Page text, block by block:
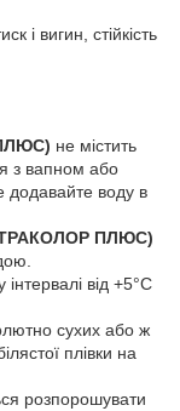
і вигин, стійкість
не містить
з вапном або
додавайте воду в
ПЛЮС)
від +5°С
сухих або ж
плівки на
розпорошувати